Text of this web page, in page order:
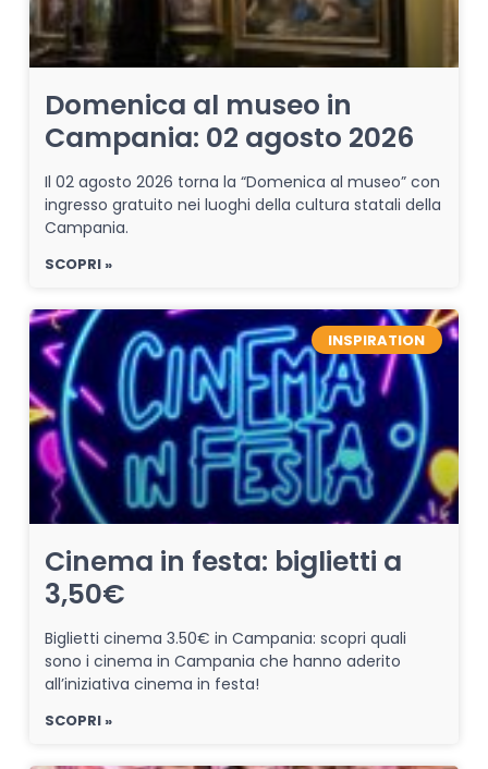
Domenica al museo in
Campania: 02 agosto 2026
Il 02 agosto 2026 torna la “Domenica al museo” con
ingresso gratuito nei luoghi della cultura statali della
Campania.
SCOPRI »
INSPIRATION
Cinema in festa: biglietti a
3,50€
Biglietti cinema 3.50€ in Campania: scopri quali
sono i cinema in Campania che hanno aderito
all’iniziativa cinema in festa!
SCOPRI »